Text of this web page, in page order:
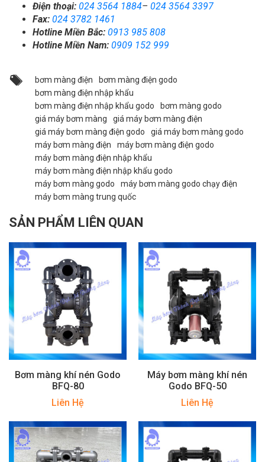
Điện thoại: 024 3564 1884– 024 3564 3397
Fax: 024 3782 1461
Hotline Miền Bắc: 0913 985 808
Hotline Miền Nam: 0909 152 999
bơm màng điện
bơm màng điện godo
bơm màng điện nhập khẩu
bơm màng điện nhập khẩu godo
bơm màng godo
giá máy bơm màng
giá máy bơm màng điện
giá máy bơm màng điện godo
giá máy bơm màng godo
máy bơm màng điện
máy bơm màng điện godo
máy bơm màng điện nhập khẩu
máy bơm màng điện nhập khẩu godo
máy bơm màng godo
máy bơm màng godo chạy điện
máy bơm màng trung quốc
SẢN PHẨM LIÊN QUAN
Bơm màng khí nén Godo
BFQ-80
Liên Hệ
Máy bơm màng khí nén
Godo BFQ-50
Liên Hệ